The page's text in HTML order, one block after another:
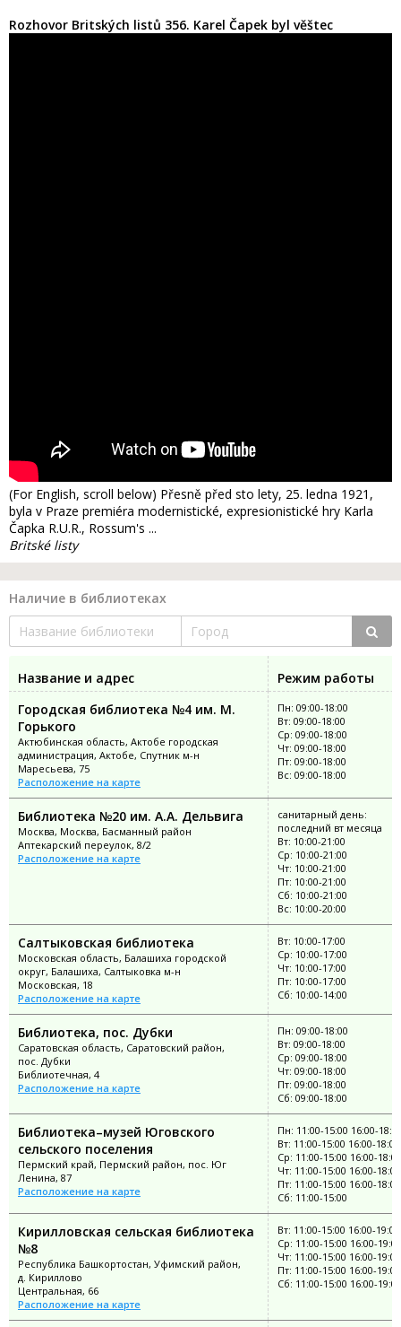
Rozhovor Britských listů 356. Karel Čapek byl věštec
(For English, scroll below) Přesně před sto lety, 25. ledna 1921,
byla v Praze premiéra modernistické, expresionistické hry Karla
Čapka R.U.R., Rossum's ...
Britské listy
Наличие в библиотеках
Название и адрес
Режим работы
Городская библиотека №4 им. М.
Горького
Актюбинская область, Актобе городская
администрация, Актобе, Спутник м-н
Маресьева, 75
Расположение на карте
Пн: 09:00-18:00
Вт: 09:00-18:00
Ср: 09:00-18:00
Чт: 09:00-18:00
Пт: 09:00-18:00
Вс: 09:00-18:00
Библиотека №20 им. А.А. Дельвига
Москва, Москва, Басманный район
Аптекарский переулок, 8/2
Расположение на карте
санитарный день:
последний вт месяца
Вт: 10:00-21:00
Ср: 10:00-21:00
Чт: 10:00-21:00
Пт: 10:00-21:00
Сб: 10:00-21:00
Вс: 10:00-20:00
Салтыковская библиотека
Московская область, Балашиха городской
округ, Балашиха, Салтыковка м-н
Московская, 18
Расположение на карте
Вт: 10:00-17:00
Ср: 10:00-17:00
Чт: 10:00-17:00
Пт: 10:00-17:00
Сб: 10:00-14:00
Библиотека, пос. Дубки
Саратовская область, Саратовский район,
пос. Дубки
Библиотечная, 4
Расположение на карте
Пн: 09:00-18:00
Вт: 09:00-18:00
Ср: 09:00-18:00
Чт: 09:00-18:00
Пт: 09:00-18:00
Сб: 09:00-18:00
Библиотека–музей Юговского
сельского поселения
Пермский край, Пермский район, пос. Юг
Ленина, 87
Расположение на карте
Пн: 11:00-15:00 16:00-
Вт: 11:00-15:00 16:00-18:00
Ср: 11:00-15:00 16:00-18:00
Чт: 11:00-15:00 16:00-18:00
Пт: 11:00-15:00 16:00-18:00
Сб: 11:00-15:00
Кирилловская сельская библиотека
№8
Республика Башкортостан, Уфимский район,
д. Кириллово
Центральная, 66
Расположение на карте
Вт: 11:00-15:00 16:00-19:00
Ср: 11:00-15:00 16:00-19:00
Чт: 11:00-15:00 16:00-19:00
Пт: 11:00-15:00 16:00-19:00
Сб: 11:00-15:00 16:00-19:00